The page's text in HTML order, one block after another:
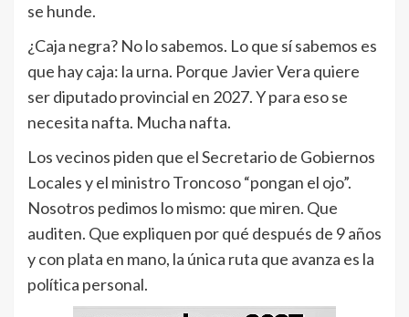
se hunde.
¿Caja negra? No lo sabemos. Lo que sí sabemos es
que hay caja: la urna. Porque Javier Vera quiere
ser diputado provincial en 2027. Y para eso se
necesita nafta. Mucha nafta.
Los vecinos piden que el Secretario de Gobiernos
Locales y el ministro Troncoso “pongan el ojo”.
Nosotros pedimos lo mismo: que miren. Que
auditen. Que expliquen por qué después de 9 años
y con plata en mano, la única ruta que avanza es la
política personal.